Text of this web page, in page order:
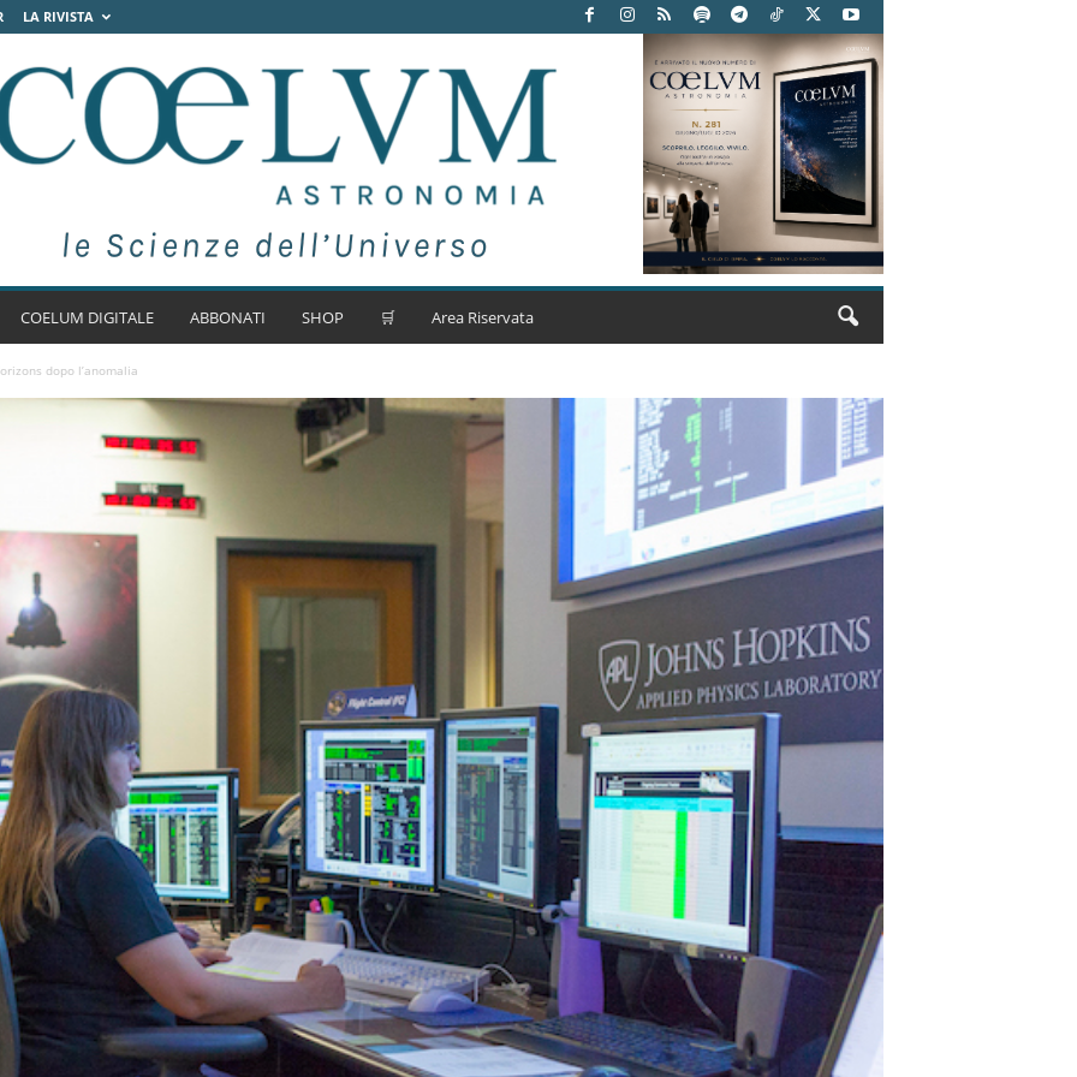
LA RIVISTA
COELUM DIGITALE ABBONATI SHOP 🛒 Area Riservata
dopo l’anomalia